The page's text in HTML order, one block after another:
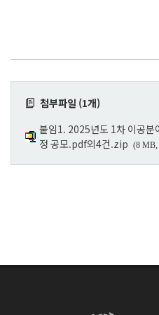
첨부파일 (1개)
붙임1. 2025년도 1차 이공분
정 공모.pdf외4건.zip (8 MB,